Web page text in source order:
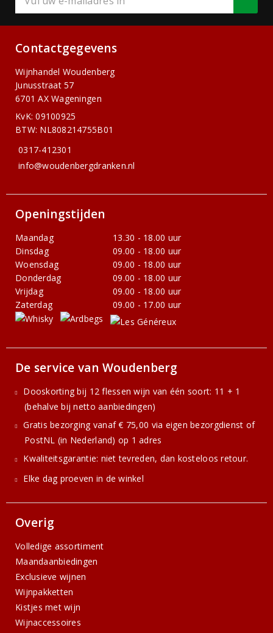
Contactgegevens
Wijnhandel Woudenberg
Junusstraat 57
6701 AX Wageningen
KvK: 09100925
BTW: NL808214755B01
0317-412301
info@woudenbergdranken.nl
Openingstijden
Maandag
13.30 - 18.00 uur
Dinsdag
09.00 - 18.00 uur
Woensdag
09.00 - 18.00 uur
Donderdag
09.00 - 18.00 uur
Vrijdag
09.00 - 18.00 uur
Zaterdag
09.00 - 17.00 uur
De service van Woudenberg
Dooskorting bij 12 flessen wijn van één soort: 11 + 1
(behalve bij netto aanbiedingen)
Gratis bezorging vanaf € 75,00 via eigen bezorgdienst of
PostNL (in Nederland) op 1 adres
Kwaliteitsgarantie: niet tevreden, dan kosteloos retour.
Elke dag proeven in de winkel
Overig
Volledige assortiment
Maandaanbiedingen
Exclusieve wijnen
Wijnpakketten
Kistjes met wijn
Wijnaccessoires